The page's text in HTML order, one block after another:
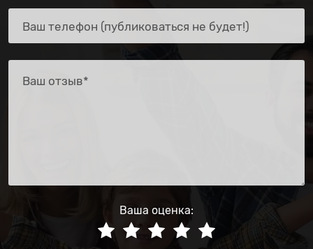
Ваша оценка: